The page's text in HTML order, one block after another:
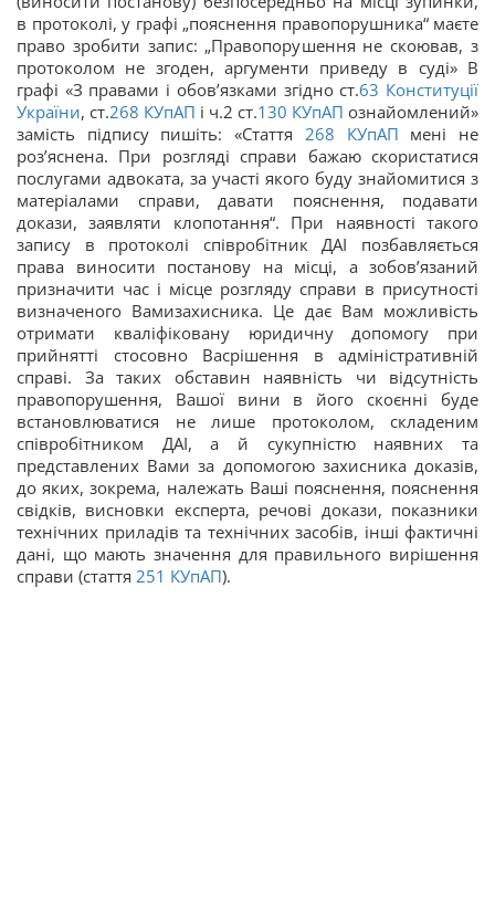
в протоколі, у графі „пояснення правопорушника“ маєте
право зробити запис: „Правопорушення не скоював, з
протоколом не згоден, аргументи приведу в суді» В
графі «З правами і обов’язками згідно ст.63 Конституції
України, ст.268 КУпАП і ч.2 ст.130 КУпАП ознайомлений»
замість підпису пишіть: «Стаття 268 КУпАП мені не
роз’яснена. При розгляді справи бажаю скористатися
послугами адвоката, за участі якого буду знайомитися з
матеріалами справи, давати пояснення, подавати
докази, заявляти клопотання“. При наявності такого
запису в протоколі співробітник ДАІ позбавляється
права виносити постанову на місці, а зобов’язаний
призначити час і місце розгляду справи в присутності
визначеного Вамизахисника. Це дає Вам можливість
отримати кваліфіковану юридичну допомогу при
прийнятті стосовно Васрішення в адміністративній
справі. За таких обставин наявність чи відсутність
правопорушення, Вашої вини в його скоєнні буде
встановлюватися не лише протоколом, складеним
співробітником ДАІ, а й сукупністю наявних та
представлених Вами за допомогою захисника доказів,
до яких, зокрема, належать Ваші пояснення, пояснення
свідків, висновки експерта, речові докази, показники
технічних приладів та технічних засобів, інші фактичні
дані, що мають значення для правильного вирішення
справи (стаття 251 КУпАП).